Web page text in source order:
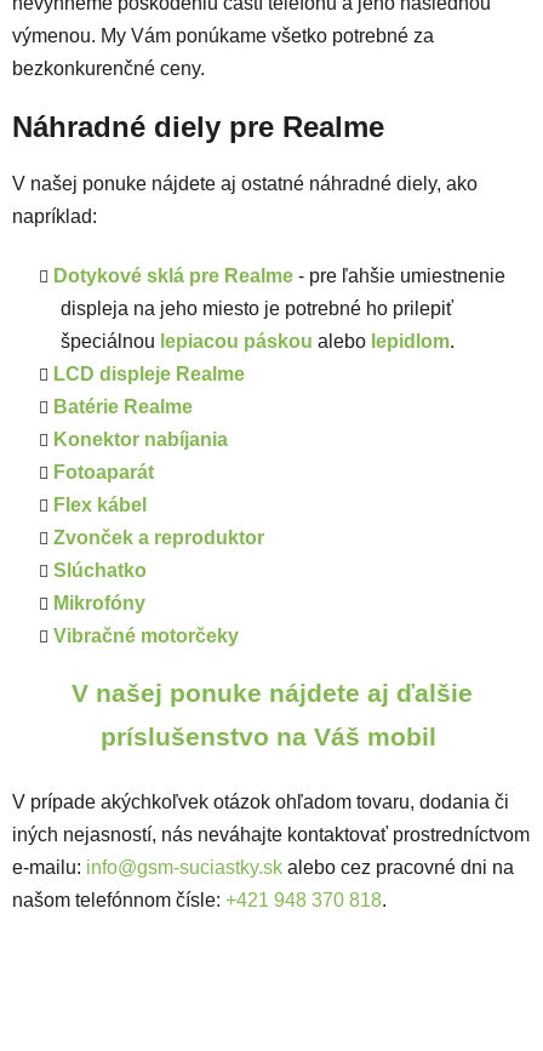
výmenou. My Vám ponúkame všetko potrebné za
bezkonkurenčné ceny.
Náhradné diely pre Realme
V našej ponuke nájdete aj ostatné náhradné diely, ako
napríklad:
Dotykové sklá pre Realme - pre ľahšie umiestnenie
displeja na jeho miesto je potrebné ho prilepiť
špeciálnou lepiacou páskou alebo lepidlom.
LCD displeje Realme
Batérie Realme
Konektor nabíjania
Fotoaparát
Flex kábel
Zvonček a reproduktor
Slúchatko
Mikrofóny
Vibračné motorčeky
V našej ponuke nájdete aj ďalšie
príslušenstvo na Váš mobil
V prípade akýchkoľvek otázok ohľadom tovaru, dodania či
iných nejasností, nás neváhajte kontaktovať prostredníctvom
e-mailu: info@gsm-suciastky.sk alebo cez pracovné dni na
našom telefónnom čísle: +421 948 370 818.